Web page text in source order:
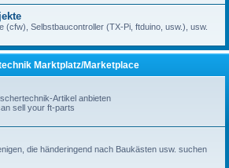
(cfw), Selbstbaucontroller (TX-Pi, ftduino, usw.), usw.
Marktplatz/Marketplace
Artikel anbieten
sell your ft-parts
die händeringend nach Baukästen usw. suchen